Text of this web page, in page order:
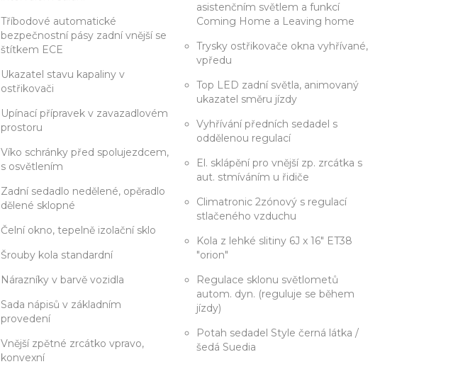
Tříbodové automatické
bezpečnostní pásy zadní vnější se
štítkem ECE
Ukazatel stavu kapaliny v
ostřikovači
Upínací přípravek v zavazadlovém
prostoru
Víko schránky před spolujezdcem,
s osvětlením
Zadní sedadlo nedělené, opěradlo
dělené sklopné
Čelní okno, tepelně izolační sklo
Šrouby kola standardní
Nárazníky v barvě vozidla
Sada nápisů v základním
provedení
Vnější zpětné zrcátko vpravo,
konvexní
asistenčním světlem a funkcí
Coming Home a Leaving home
Trysky ostřikovače okna vyhřívané,
vpředu
Top LED zadní světla, animovaný
ukazatel směru jízdy
Vyhřívání předních sedadel s
oddělenou regulací
El. sklápění pro vnější zp. zrcátka s
aut. stmíváním u řidiče
Climatronic 2zónový s regulací
stlačeného vzduchu
Kola z lehké slitiny 6J x 16" ET38
"orion"
Regulace sklonu světlometů
autom. dyn. (reguluje se během
jízdy)
Potah sedadel Style černá látka /
šedá Suedia